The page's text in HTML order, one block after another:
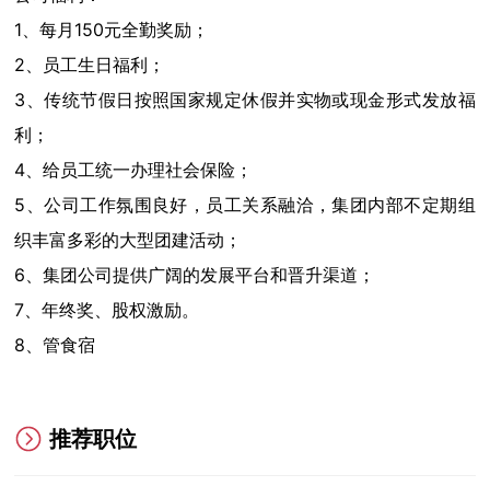
1、每月150元全勤奖励；
2、员工生日福利；
3、传统节假日按照国家规定休假并实物或现金形式发放福
利；
4、给员工统一办理社会保险；
5、公司工作氛围良好，员工关系融洽，集团内部不定期组
织丰富多彩的大型团建活动；
6、集团公司提供广阔的发展平台和晋升渠道；
7、年终奖、股权激励。
8、管食宿
推荐职位